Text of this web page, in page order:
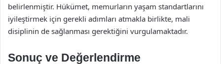
belirlenmiştir. Hükümet, memurların yaşam standartlarını
iyileştirmek için gerekli adımları atmakla birlikte, mali
disiplinin de sağlanması gerektiğini vurgulamaktadır.
Sonuç ve Değerlendirme